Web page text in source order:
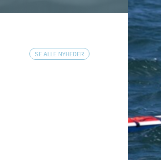
SE ALLE NYHEDER